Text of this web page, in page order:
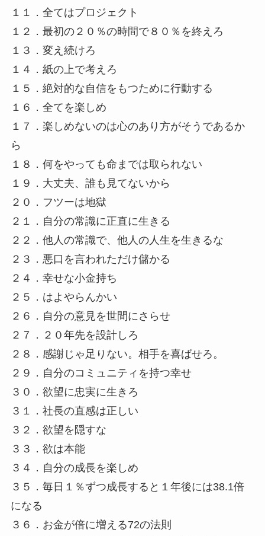
１１．全てはプロジェクト
１２．最初の２０％の時間で８０％を終えろ
１３．変え続けろ
１４．紙の上で考えろ
１５．絶対的な自信をもつために行動する
１６．全てを楽しめ
１７．楽しめないのは心のあり方がそうであるか
ら
１８．何をやっても命までは取られない
１９．大丈夫、誰も見てないから
２０．フツーは地獄
２１．自分の常識に正直に生きる
２２．他人の常識で、他人の人生を生きるな
２３．悪口を言われただけ儲かる
２４．幸せな小金持ち
２５．はよやらんかい
２６．自分の意見を世間にさらせ
２７．２０年先を設計しろ
２８．感謝じゃ足りない。相手を喜ばせろ。
２９．自分のコミュニティを持つ幸せ
３０．欲望に忠実に生きろ
３１．社長の直感は正しい
３２．欲望を隠すな
３３．欲は本能
３４．自分の成長を楽しめ
３５．毎日１％ずつ成長すると１年後には38.1倍
になる
３６．お金が倍に増える72の法則